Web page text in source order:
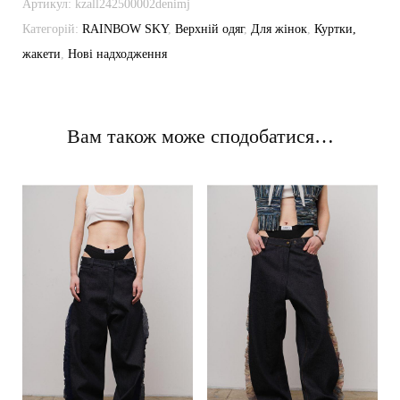
Артикул: kzall242500002denimj
Категорій: RAINBOW SKY, Верхній одяг, Для жінок Куртки,
жакети Нові надходження
Вам також може сподобатися…